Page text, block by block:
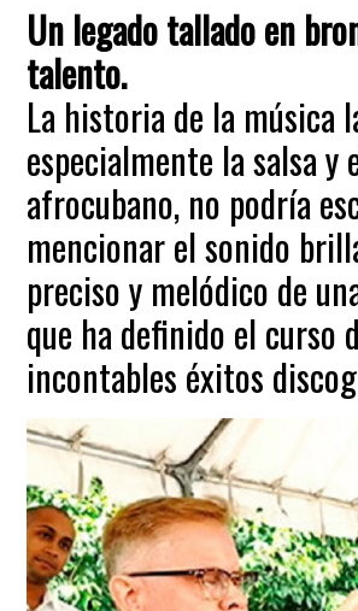
Un legado tallado en
talento.
La historia de la música
especialmente la salsa y
afrocubano, no podría
mencionar el sonido
preciso y melódico de
que ha definido el curso
incontables éxitos